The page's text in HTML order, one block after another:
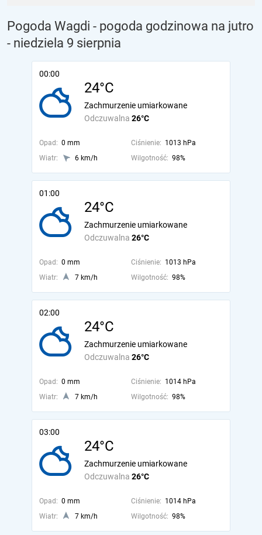
Pogoda Wagdi - pogoda godzinowa na jutro
- niedziela 9 sierpnia
00:00
24°C
Odczuwalna 26°C
Zachmurzenie umiarkowane
Opad: 0 mm Ciśnienie: 1013 hPa
Wiatr:
6 km/h Wilgotność: 98%
01:00
24°C
Odczuwalna 26°C
Zachmurzenie umiarkowane
Opad: 0 mm Ciśnienie: 1013 hPa
Wiatr:
7 km/h Wilgotność: 98%
02:00
24°C
Odczuwalna 26°C
Zachmurzenie umiarkowane
Opad: 0 mm Ciśnienie: 1014 hPa
Wiatr:
7 km/h Wilgotność: 98%
03:00
24°C
Odczuwalna 26°C
Zachmurzenie umiarkowane
Opad: 0 mm Ciśnienie: 1014 hPa
Wiatr:
7 km/h Wilgotność: 98%